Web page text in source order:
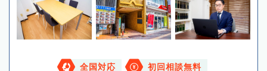
全国対応 初回相談無料